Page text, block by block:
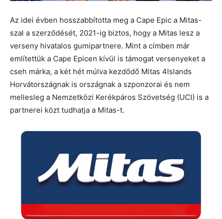
Az idei évben hosszabbította meg a Cape Epic a Mitas-
szal a szerződését, 2021-ig biztos, hogy a Mitas lesz a
verseny hivatalos gumipartnere. Mint a címben már
említettük a Cape Epicen kívül is támogat versenyeket a
cseh márka, a két hét múlva kezdődő Mitas 4Islands
Horvátországnak is országnak a szponzorai és nem
mellesleg a Nemzetközi Kerékpáros Szövetség (UCI) is a
partnerei közt tudhatja a Mitas-t.